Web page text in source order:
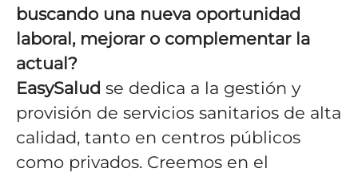
buscando una nueva oportunidad
laboral, mejorar o complementar la
actual?
EasySalud se dedica a la gestión y
provisión de servicios sanitarios de alta
calidad, tanto en centros públicos
como privados. Creemos en el